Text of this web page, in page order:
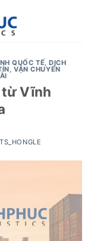
QUỐC TẾ,DỊCH
,VẬN CHUYỂN
từ Vĩnh